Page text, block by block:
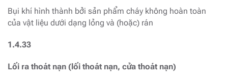
Bụi khí hình thành bởi sản phẩm cháy không hoàn toàn
của vật liệu dưới dạng lỏng và (hoặc) rán
1.4.33
Lối ra thoát nạn (lối thoát nạn, cửa thoát nạn)